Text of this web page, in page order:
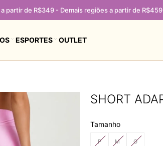
a partir de R$349 - Demais regiões a partir de R$459
ESPORTES OUTLET
SHORT
Tamanho
P M G